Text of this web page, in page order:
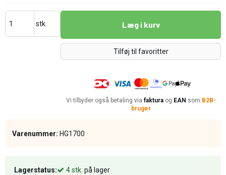
stk. Læg i kurv
Tilføj til favoritter
Vi tilbyder også betaling via fakturaog EAN som B2B-
bruger
Varenummer: HG1700
Lagerstatus: 4stk. på lager